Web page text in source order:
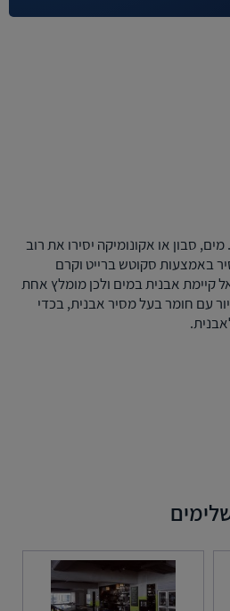
סבון או אקונומיקה יסירו את רוב
באמצעות סקוטש ברייט וקרם
קיימת אבנית במים ולכן מומלץ אחת
עם חומר בעל מסיר אבנית, בכדי